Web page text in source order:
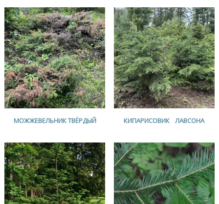
МОЖЖЕВЕЛЬНИК ТВЁРДЫЙ КИПАРИСОВИК ЛАВСОНА